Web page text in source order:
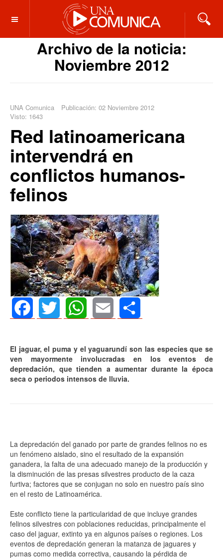
OFF CANVAS
Archivo de la noticia:
Noviembre 2012
UNA Comunica
Publicación: 02 Noviembre 2012
Visto: 1643
Red latinoamericana
intervendrá en
conflictos humanos-
felinos
El jaguar, el puma y el yaguarundí son las especies que se
ven mayormente involucradas en los eventos de
depredación, que tienden a aumentar durante la época
seca o periodos intensos de lluvia.
La depredación del ganado por parte de grandes felinos no es
un fenómeno aislado, sino el resultado de la expansión
ganadera, la falta de una adecuado manejo de la producción y
la disminución de las presas silvestres producto de la caza
furtiva; factores que se conjugan no solo en nuestro país sino
en el resto de Latinoamérica.
Este conflicto tiene la particularidad de que incluye grandes
felinos silvestres con poblaciones reducidas, principalmente el
caso del jaguar, extinto ya en algunos países o regiones. Los
eventos de depredación generan la matanza de jaguares y
pumas como medida correctiva, causando la pérdida de